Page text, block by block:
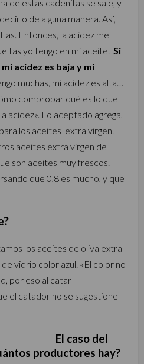
de estas cadenitas se sale, y
de alguna manera. Así,
Entonces, la acidez me
yo tengo en mi aceite. Si
acidez es baja y mi
muchas, mi acidez es alta…
comprobar qué es lo que
acidez». Lo aceptado agrega,
los aceites extra virgen.
aceites extra virgen de
son aceites muy frescos.
que 0,8 es mucho, y que
los aceites de oliva extra
vidrio color azul. «El color no
por eso al catar
el catador no se sugestione
El caso del
productores hay?